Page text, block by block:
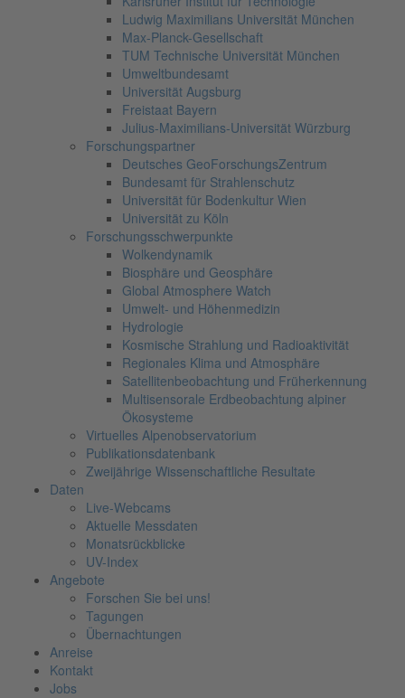
Ludwig Maximilians Universität München
Max-Planck-Gesellschaft
TUM Technische Universität München
Umweltbundesamt
Universität Augsburg
Freistaat Bayern
Julius-Maximilians-Universität Würzburg
Forschungspartner
Deutsches GeoForschungsZentrum
Bundesamt für Strahlenschutz
Universität für Bodenkultur Wien
Universität zu Köln
Forschungsschwerpunkte
Wolkendynamik
Biosphäre und Geosphäre
Global Atmosphere Watch
Umwelt- und Höhenmedizin
Hydrologie
Kosmische Strahlung und Radioaktivität
Regionales Klima und Atmosphäre
Satellitenbeobachtung und Früherkennung
Multisensorale Erdbeobachtung alpiner
Ökosysteme
Virtuelles Alpenobservatorium
Publikationsdatenbank
Zweijährige Wissenschaftliche Resultate
Daten
Live-Webcams
Aktuelle Messdaten
Monatsrückblicke
UV-Index
Angebote
Forschen Sie bei uns!
Tagungen
Übernachtungen
Anreise
Kontakt
Jobs